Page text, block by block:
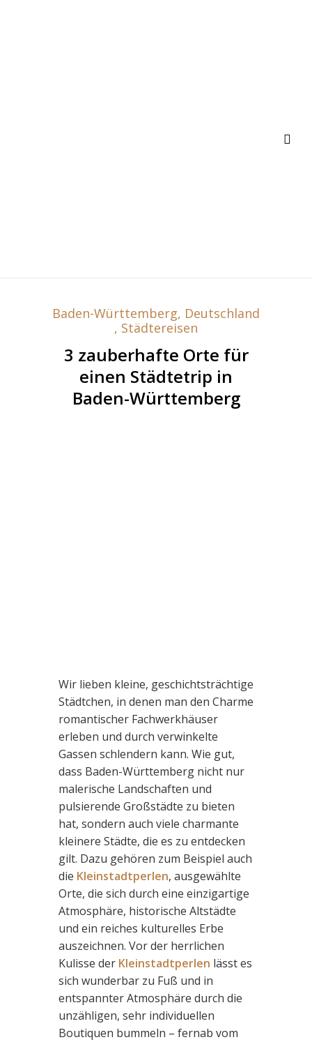
Baden-Württemberg, Deutschland
, Städtereisen
3 zauberhafte Orte für
einen Städtetrip in
Baden-Württemberg
Wir lieben kleine, geschichtsträchtige
Städtchen, in denen man den Charme
romantischer Fachwerkhäuser
erleben und durch verwinkelte
Gassen schlendern kann. Wie gut,
dass Baden-Württemberg nicht nur
malerische Landschaften und
pulsierende Großstädte zu bieten
hat, sondern auch viele charmante
kleinere Städte, die es zu entdecken
gilt. Dazu gehören zum Beispiel auch
die Kleinstadtperlen, ausgewählte
Orte, die sich durch eine einzigartige
Atmosphäre, historische Altstädte
und ein reiches kulturelles Erbe
auszeichnen. Vor der herrlichen
Kulisse der Kleinstadtperlen lässt es
sich wunderbar zu Fuß und in
entspannter Atmosphäre durch die
unzähligen, sehr individuellen
Boutiquen bummeln – fernab vom